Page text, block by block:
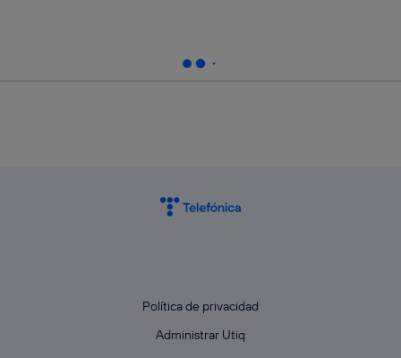
Política de privacidad
Administrar Utiq